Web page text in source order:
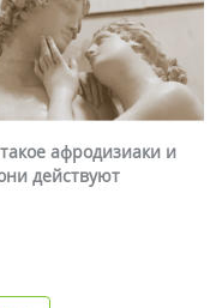
афродизиаки и
действуют